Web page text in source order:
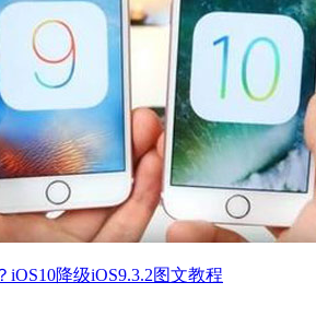
iOS10降级iOS9.3.2图文教程